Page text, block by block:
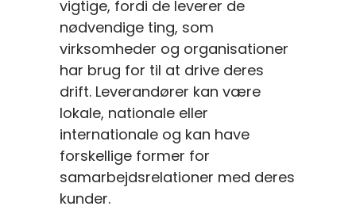
vigtige, fordi de leverer de
nødvendige ting, som
virksomheder og organisationer
har brug for til at drive deres
drift. Leverandører kan være
lokale, nationale eller
internationale og kan have
forskellige former for
samarbejdsrelationer med deres
kunder.